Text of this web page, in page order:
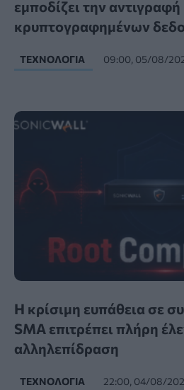
εμποδίζει την αντιγραφή
κρυπτογραφημένων
ΤΕΧΝΟΛΟΓΊΑ 09:00, 05/08/
Η κρίσιμη ευπάθεια σε
SMA επιτρέπει πλήρη
αλληλεπίδραση
ΤΕΧΝΟΛΟΓΊΑ 22:00, 04/08/